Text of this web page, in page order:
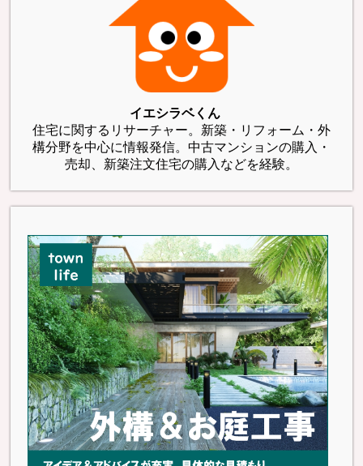
イエシラベくん
住宅に関するリサーチャー。新築・リフォーム・外
構分野を中心に情報発信。中古マンションの購入・
売却、新築注文住宅の購入などを経験。